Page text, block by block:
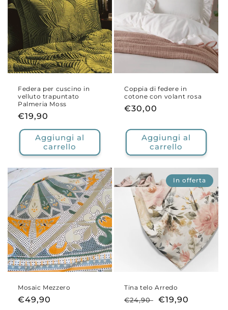
Federa per cuscino in
velluto trapuntato
Palmeria Moss
Prezzo
di
listino
€19,90
Aggiungi al
carrello
Coppia di federe in
cotone con volant rosa
Prezzo
listino
€30,00
Aggiungi al
carrello
Mosaic Mezzero
Prezzo
€49,90
In offerta
Tina telo Arredo
Prezzo
€24,90
Prezzo
€19,90